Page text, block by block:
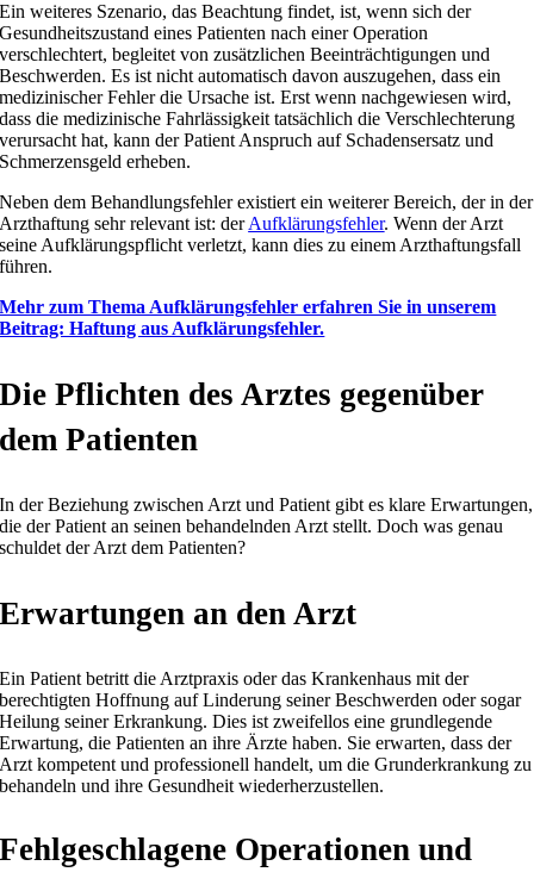
Ein weiteres Szenario, das Beachtung findet, ist, wenn sich der
Gesundheitszustand eines Patienten nach einer Operation
verschlechtert, begleitet von zusätzlichen Beeinträchtigungen und
Beschwerden. Es ist nicht automatisch davon auszugehen, dass ein
medizinischer Fehler die Ursache ist. Erst wenn nachgewiesen wird,
dass die medizinische Fahrlässigkeit tatsächlich die Verschlechterung
verursacht hat, kann der Patient Anspruch auf Schadensersatz und
Schmerzensgeld erheben.
Neben dem Behandlungsfehler existiert ein weiterer Bereich, der in der
Arzthaftung sehr relevant ist: derAufklärungsfehler. Wenn der Arzt
seine Aufklärungspflicht verletzt, kann dies zu einem Arzthaftungsfall
führen.
Mehr zum Thema Aufklärungsfehler erfahren Sie in unserem
Beitrag: Haftung aus Aufklärungsfehler.
Die Pflichten des Arztes gegenüber
dem Patienten
In der Beziehung zwischen Arzt und Patient gibt es klare Erwartungen,
die der Patient an seinen behandelnden Arzt stellt. Doch was genau
schuldet der Arzt dem Patienten?
Erwartungen an den Arzt
Ein Patient betritt die Arztpraxis oder das Krankenhaus mit der
berechtigten Hoffnung auf Linderung seiner Beschwerden oder sogar
Heilung seiner Erkrankung. Dies ist zweifellos eine grundlegende
Erwartung, die Patienten an ihre Ärzte haben. Sie erwarten, dass der
Arzt kompetent und professionell handelt, um die Grunderkrankung zu
behandeln und ihre Gesundheit wiederherzustellen.
Fehlgeschlagene Operationen und